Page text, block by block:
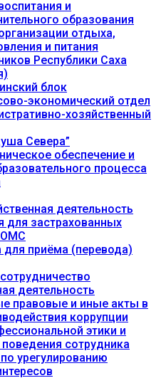
и
образования
отдыха,
и питания
Республики Саха
блок
экономический отдел
хозяйственный
Севера”
обеспечение и
процесса
деятельность
для застрахованных
ОМС
для приёма (перевода)
деятельность
правовые и иные акты в
коррупции
этики и
сотрудника
урегулированию